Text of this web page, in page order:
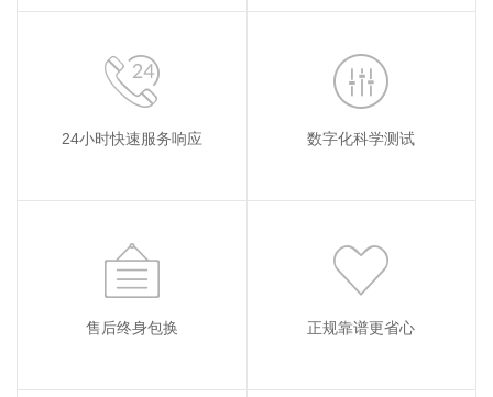
24小时快速服务响应 数字化科学测试
售后终身包换 正规靠谱更省心